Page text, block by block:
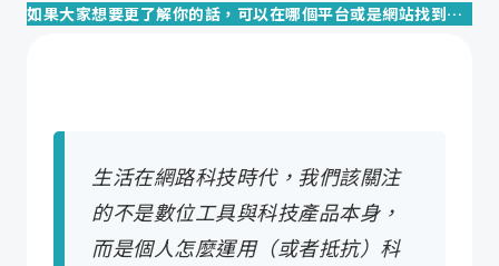
如果大家想要更了解你的話，可以在哪個平台或是網站找到你？
生活在網路科技時代，我們該關注
的不是數位工具與科技產品本身，
而是個人怎麼運用（或者抵抗）科